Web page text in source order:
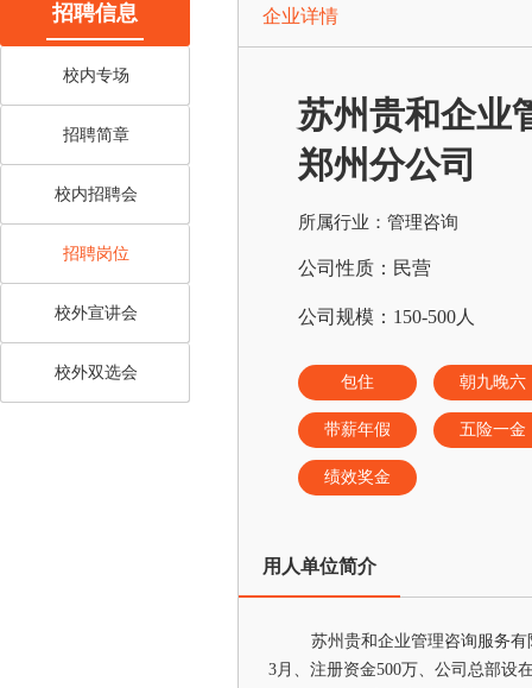
招聘信息
校内专场
招聘简章
校内招聘会
招聘岗位
校外宣讲会
校外双选会
企业详情
苏州贵和企业
郑州分公司
所属行业：管理咨询
公司性质：民营
公司规模：150-500人
包住 朝九晚六
带薪年假 五险一金
绩效奖金
用人单位简介
苏州贵和企业管理咨询服务
3月、注册资金500万、公司总部设